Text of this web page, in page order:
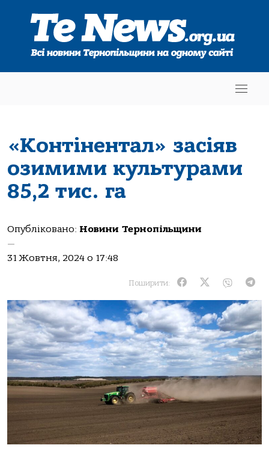
«Контінентал» засіяв
озимими культурами
85,2 тис. га
Опубліковано: Новини Тернопільщини
—
31 Жовтня, 2024 о 17:48
Поширити: